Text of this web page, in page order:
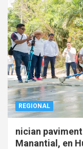
REGIONAL
nician
Manantial, en